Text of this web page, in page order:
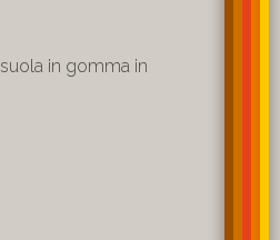
in gomma in